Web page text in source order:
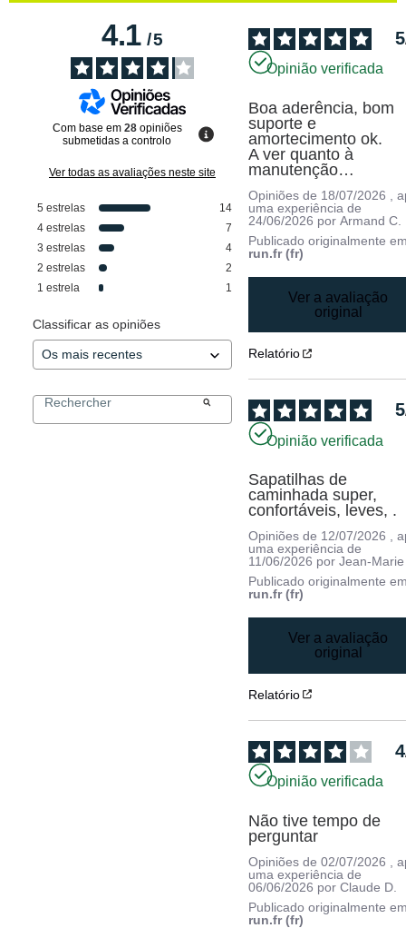
4.1/5
Com base em 28 opiniões
submetidas a controlo
Ver todas as avaliações neste site
5 estrelas
14
4 estrelas
7
3 estrelas
4
2 estrelas
2
1 estrela 1
Classificar as opiniões
5
Opinião verificada
Boa aderência, bom
suporte e
amortecimento ok.
A ver quanto à
manutenção…
Opiniões de 18/07/2026
,
uma experiência de
24/06/2026 porArmand C.
Publicado originalmente
run.fr (fr)
Ver a avaliação
original
Relatório
5
Opinião verificada
Sapatilhas de
caminhada super,
confortáveis, leves, .
Opiniões de 12/07/2026 ,
uma experiência de
11/06/2026 porJean-
Publicado originalmente
run.fr (fr)
Ver a avaliação
original
Relatório
4
Opinião verificada
Não tive tempo de
perguntar
Opiniões de02/07/2026
,
uma experiência de
06/06/2026 porClaude D.
Publicado originalmente
run.fr (fr)